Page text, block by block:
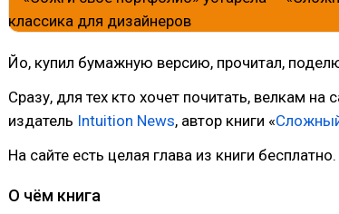
Йо, купил бумажную версию, прочитал,
Сразу, для тех кто хочет почитать, велкам
издатель Intuition News, автор книги «
На сайте есть целая глава из книги бесплатно.
О чём книга